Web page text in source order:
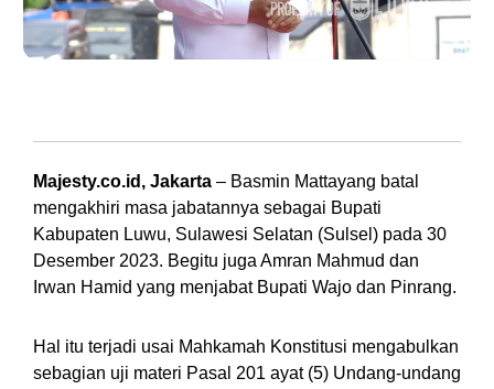
Majesty.co.id, Jakarta – Basmin Mattayang batal
mengakhiri masa jabatannya sebagai Bupati
Kabupaten Luwu, Sulawesi Selatan (Sulsel) pada 30
Desember 2023. Begitu juga Amran Mahmud dan
Irwan Hamid yang menjabat Bupati Wajo dan Pinrang.
Hal itu terjadi usai Mahkamah Konstitusi mengabulkan
sebagian uji materi Pasal 201 ayat (5) Undang-undang